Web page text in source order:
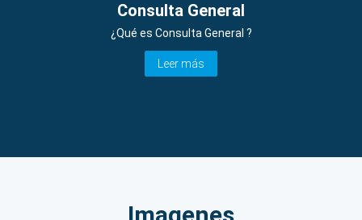
Consulta General
¿Qué es Consulta General ?
Leer más